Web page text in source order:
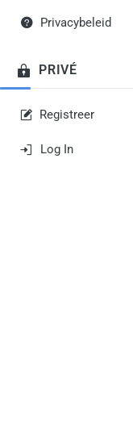
Privacybeleid
PRIVÉ
Registreer
Log In